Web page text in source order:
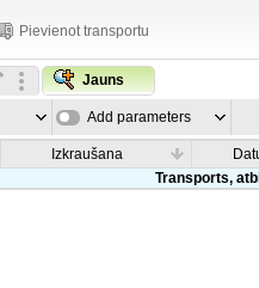
Pievienot transportu
Jauns
Add parameters
Izkraušana
Transports,